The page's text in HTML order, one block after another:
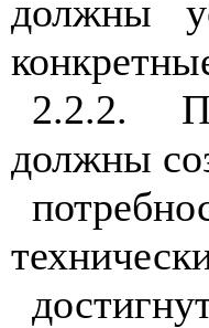
должны
2.2.2.
должны